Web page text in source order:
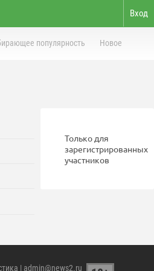
Вход
популярность Новое
Только для
зарегистрированных
участников
| admin@news2.ru